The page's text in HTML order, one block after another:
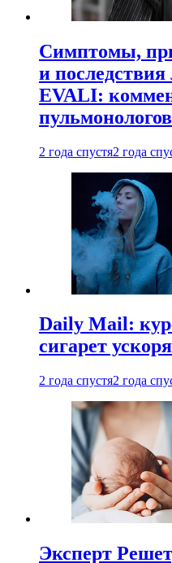
Симптомы,
и последствия
EVALI:
пульмонологов
2 года спустя2 года
Daily Mail:
сигарет
2 года спустя2 года
Эксперт